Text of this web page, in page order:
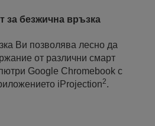
за безжична връзка
Ви позволява лесно да
от различни смарт
Google Chromebook с
iProjection2.